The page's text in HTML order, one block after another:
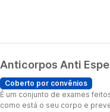
Anticorpos Anti
Coberto por convênios
É um conjunto de exames
como está o seu corpo e